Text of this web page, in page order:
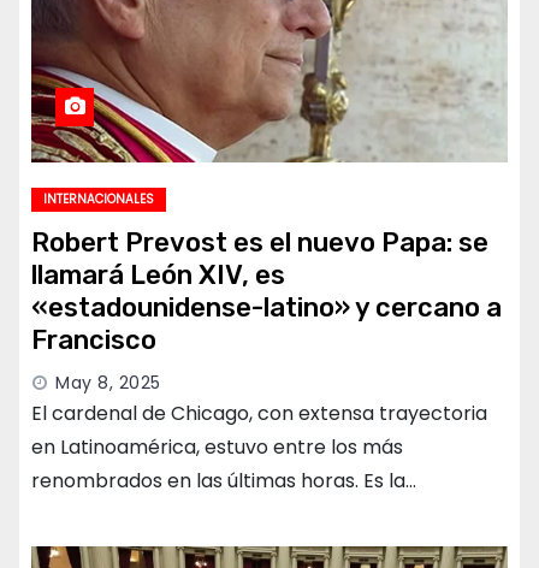
INTERNACIONALES
Robert Prevost es el nuevo Papa: se
llamará León XIV, es
«estadounidense-latino» y cercano a
Francisco
May 8, 2025
El cardenal de Chicago, con extensa trayectoria
en Latinoamérica, estuvo entre los más
renombrados en las últimas horas. Es la…